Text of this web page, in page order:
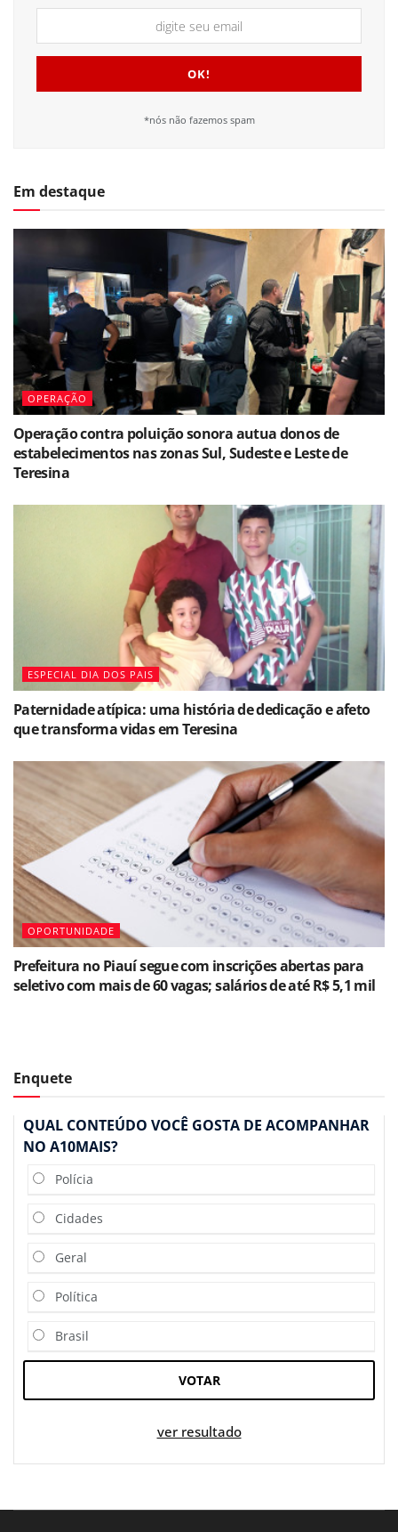
*nós não fazemos spam
Em destaque
OPERAÇÃO
Operação contra poluição sonora autua donos de
estabelecimentos nas zonas Sul, Sudeste e Leste de
Teresina
ESPECIAL DIA DOS PAIS
Paternidade atípica: uma história de dedicação e afeto
que transforma vidas em Teresina
OPORTUNIDADE
Prefeitura no Piauí segue com inscrições abertas para
seletivo com mais de 60 vagas; salários de até R$ 5,1 mil
Enquete
QUAL CONTEÚDO VOCÊ GOSTA DE ACOMPANHAR
NO A10MAIS?
Polícia
Cidades
Geral
Política
Brasil
VOTAR
ver resultado